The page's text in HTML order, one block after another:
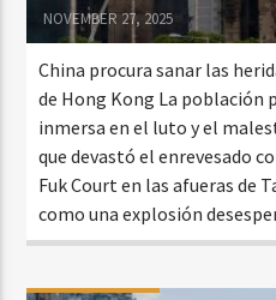
NOVEMBER 27, 2025
China procura sanar las
de Hong Kong La población
inmersa en el luto y el
que devastó el enrevesado
Fuk Court en las afueras de
como una explosión